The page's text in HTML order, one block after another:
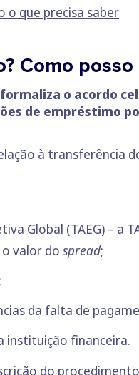
o que precisa saber
Como
o acordo
de empréstimo
à transferência
Global (TAEG) – a
valor do spread;
da falta de
instituição financeira.
do